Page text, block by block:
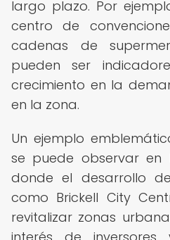
largo plazo. Por
centro de
cadenas de
pueden ser
crecimiento en la
en la zona.
Un ejemplo
se puede observar en
donde el desarrollo
como Brickell City
revitalizar zonas